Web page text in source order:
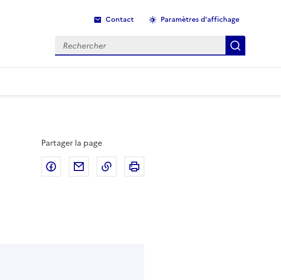
Contact Paramètres d'affichage
Rechercher
Recherche
Partager la page
Partager sur Facebook
Partager par emailCopier dans le presse-papier